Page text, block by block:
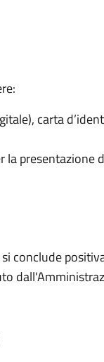
carta
presentazione
conclude